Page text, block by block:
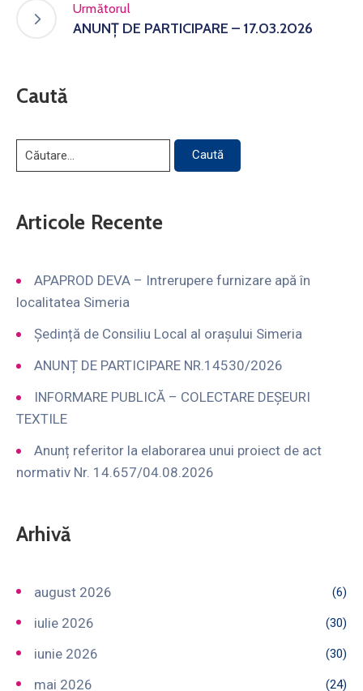
Următorul
ANUNȚ DE PARTICIPARE – 17.03.2026
Caută
Articole Recente
APAPROD DEVA – Intrerupere furnizare apă în
localitatea Simeria
Ședință de Consiliu Local al orașului Simeria
ANUNȚ DE PARTICIPARE NR.14530/2026
INFORMARE PUBLICĂ – COLECTARE DEȘEURI
TEXTILE
Anunț referitor la elaborarea unui proiect de act
normativ Nr. 14.657/04.08.2026
Arhivă
august 2026 (6)
iulie 2026 (30)
iunie 2026 (30)
mai 2026 (24)